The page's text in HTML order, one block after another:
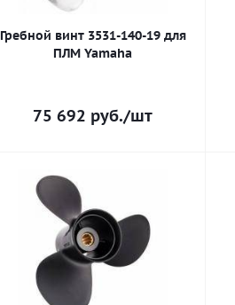
Гребной винт 3531-140-19 для
ПЛМ Yamaha
75 692 руб./шт